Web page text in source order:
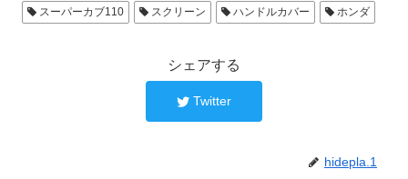
スーパーカブ110 スクリーン ハンドルカバー ホンダ
シェアする
Twitter
hidepla.1